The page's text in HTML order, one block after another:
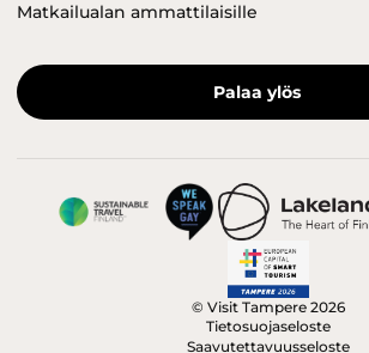
Matkailualan ammattilaisille
Palaa ylös
© Visit Tampere 2026
Tietosuojaseloste
Saavutettavuusseloste